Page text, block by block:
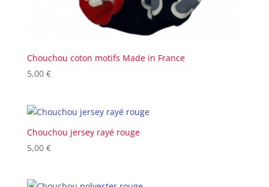
Chouchou coton motifs Made in France
5,00 €
Chouchou jersey rayé rouge
5,00 €